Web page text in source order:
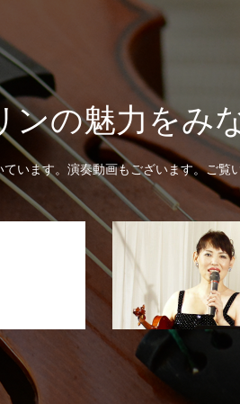
ンの魅力をみ
います。演奏動画もございます。ご覧